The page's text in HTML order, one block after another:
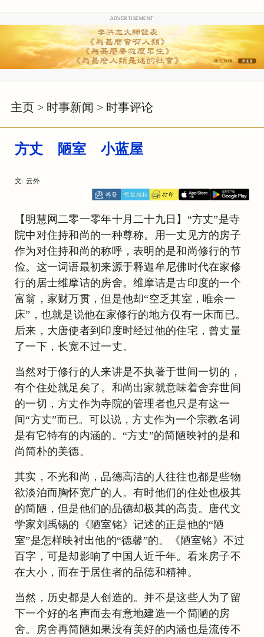
ADVERTISEMENT
主页 > 时事新闻 > 时事评论
方丈 陋室 小蓝屋
文: 云外
【明慧网二零一零年十月二十九日】“方丈”是寺
院中对住持和尚的一种尊称。用一丈见方的房子
作为对住持和尚的称呼，表明的是和尚修行的节
俭。这一词语最初来源于释迦牟尼佛时代在家修
行的居士维摩诘的房舍。维摩诘是古印度的一个
富翁，家财万贯，但是他却“空乏其室，唯余一
床”，也就是说他在家修行的地方仅有一床而已。
后来，大唐使者到印度时经过他的住宅，曾丈量
了一下，长宽不过一丈。
当然对于修行的人来讲是不执著于世间一切的，
有个住处就足矣了。和尚出家就意味着舍弃世间
的一切，方丈作为寺院的管理者也只是有这一
间“方丈”而已。可以说，方丈作为一个宗教名词
是有它特有的内涵的。“方丈”的简陋映衬的是和
尚简朴的美德。
其实，不光和尚，品德高洁的人往往也都是些物
欲淡泊而胸怀宽广的人。有时他们的住处也极其
的简陋，但是他们的品德却极其的高贵。唐代文
学家刘禹锡的《陋室铭》记述的正是他的“陋
室”是怎样映衬出他的“德馨”的。《陋室铭》不过
百字，可是却影响了中国人近千年。看来房子不
在大小，而在于居住者的品德和精神。
当然，历史都是人创造的。并不是这些人为了留
下一个好的名声而去有意地建造一个简陋的房
舍。房舍再简陋如果没有美好的内涵也是流传不